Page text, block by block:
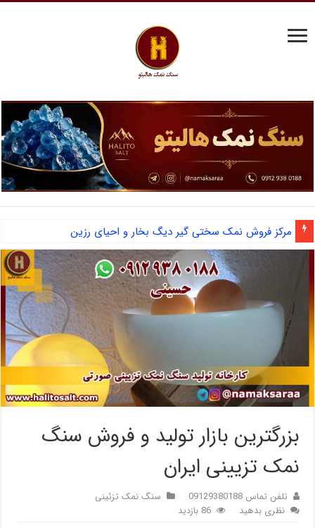
قیمت روز سنگ نمک سختی گیر
بزرگترین بازار تولید و فروش سنگ
نمک تزیینی ایران
تلفن تماس 09129380188
سنگ نمک تزئینی
نظری بدهید
86 بازدید